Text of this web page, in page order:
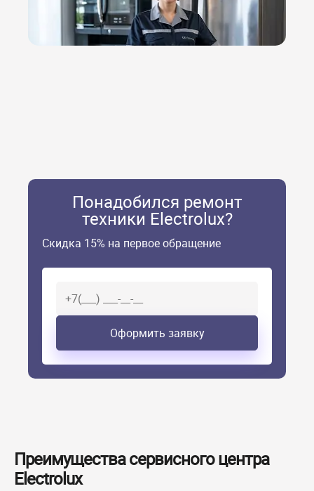
Понадобился ремонт
техники Electrolux?
Скидка 15% на первое обращение
Оформить заявку
Преимущества сервисного центра
Electrolux